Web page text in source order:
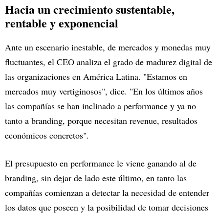
Hacia un crecimiento sustentable,
rentable y exponencial
Ante un escenario inestable, de mercados y monedas muy
fluctuantes, el CEO analiza el grado de madurez digital de
las organizaciones en América Latina. "Estamos en
mercados muy vertiginosos", dice. "En los últimos años
las compañías se han inclinado a performance y ya no
tanto a branding, porque necesitan revenue, resultados
económicos concretos".
El presupuesto en performance le viene ganando al de
branding, sin dejar de lado este último, en tanto las
compañías comienzan a detectar la necesidad de entender
los datos que poseen y la posibilidad de tomar decisiones